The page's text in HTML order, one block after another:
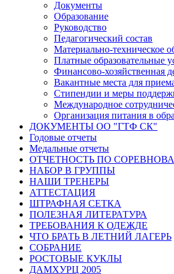
Документы
Образование
Руководство
Педагогический состав
Материально-техническое
Платные образовательные
Финансово-хозяйственная
Вакантные места для
Стипендии и меры
Международное
Организация питания в
ДОКУМЕНТЫ ОО "ГТФ СК"
Годовые отчеты
Медальные отчеты
ОТЧЕТНОСТЬ ПО
НАБОР В ГРУППЫ
НАШИ ТРЕНЕРЫ
АТТЕСТАЦИЯ
ШТРАФНАЯ СЕТКА
ПОЛЕЗНАЯ ЛИТЕРАТУРА
ТРЕБОВАНИЯ К ОДЕЖДЕ
ЧТО БРАТЬ В ЛЕТНИЙ ЛАГЕРЬ
СОБРАНИЕ
РОСТОВЫЕ КУКЛЫ
ДАМХУРЦ 2005